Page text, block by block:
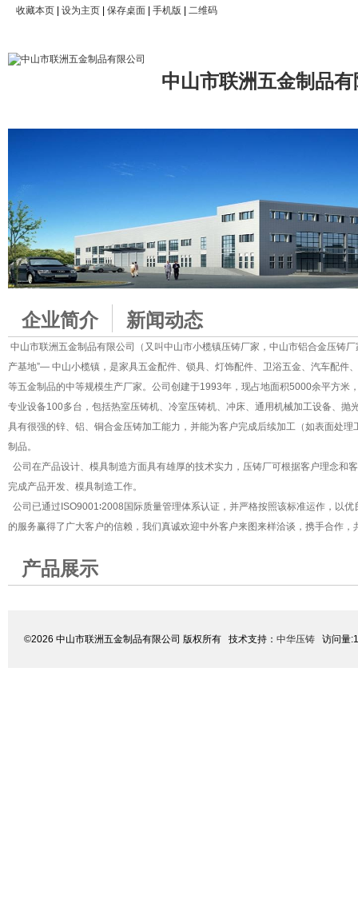
收藏本页 设为主页 保存桌面 手机版 二维码
中山市联洲五金制品
企业简介 新闻动态
中山市联洲五金制品有限公司（又叫中山市小榄镇压铸厂家，中山市铝合金压铸
产基地”— 中山小榄镇，是家具五金配件、锁具、灯饰配件、卫浴五金、汽车配件
等五金制品的中等规模生产厂家。公司创建于1993年，现占地面积5000余平方米
专业设备100多台，包括热室压铸机、冷室压铸机、冲床、通用机械加工设备、抛
具有很强的锌、铝、铜合金压铸加工能力，并能为客户完成后续加工（如表面处理
制品。
公司在产品设计、模具制造方面具有雄厚的技术实力，压铸厂可根据客户理念和
完成产品开发、模具制造工作。
公司已通过ISO9001∶2008国际质量管理体系认证，并严格按照该标准运作，以
的服务赢得了广大客户的信赖，我们真诚欢迎中外客户来图来样洽谈，携手合作
产品展示
©2026 中山市联洲五金制品有限公司 版权所有 技术支持： 中华压铸 访问量